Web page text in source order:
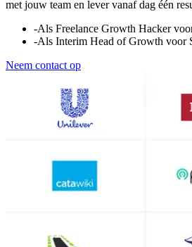
met jouw team en lever vanaf dag één
-Als Freelance Growth Hacker
-Als Interim Head of Growth voor
Neem contact op